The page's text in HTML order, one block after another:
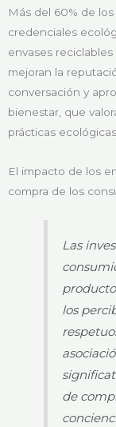
Más del 60% de
credenciales
envases
mejoran la
conversación y
bienestar, que
prácticas
El impacto de los
compra de los
Las
los
de